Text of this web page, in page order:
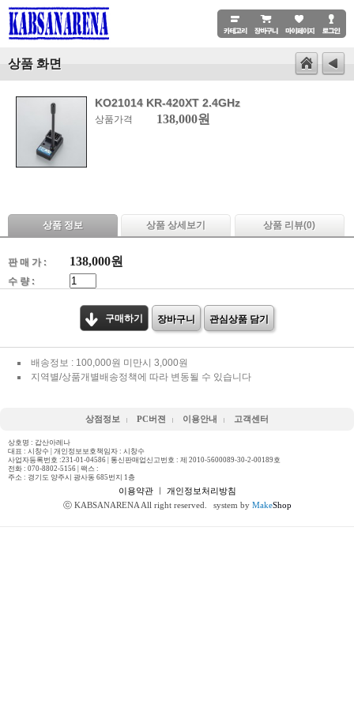
상품 화면
KO21014 KR-420XT 2.4GHz
상품가격 138,000원
상품 정보 상품 상세보기 상품 리뷰(0)
판 매 가 : 138,000원
수 량 :
구매하기 장바구니 관심상품 담기
배송정보 : 100,000원 미만시 3,000원
지역별/상품개별배송정책에 따라 변동될 수 있습니다
상점정보 PC버젼 이용안내 고객센터
상호명 : 갑산아레나
대표 : 시창수 | 개인정보보호책임자 : 시창수
사업자등록번호 :231-01-04586 | 통신판매업신고번호 : 제 2010-5600089-30-2-00189호
전화 : 070-8802-5156 | 팩스 :
주소 : 경기도 양주시 광사동 685번지 1층
이용약관ㅣ 개인정보처리방침
ⓒ KABSANARENA All right reserved.
system by MakeShop